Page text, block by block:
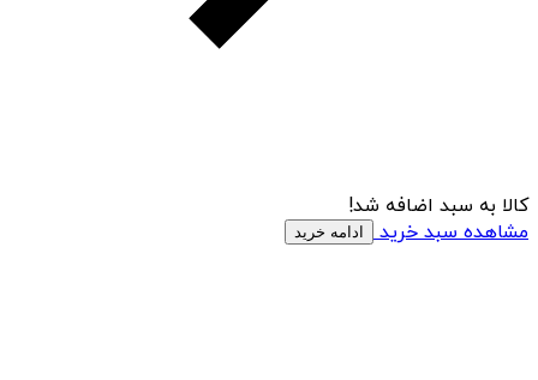
کالا به سبد اضافه شد!
مشاهده سبد خرید
ادامه خرید